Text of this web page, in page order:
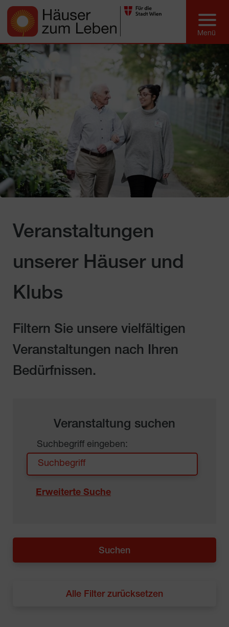
Veranstaltungen
unserer Häuser und
Klubs
Filtern Sie unsere vielfältigen
Veranstaltungen nach Ihren
Bedürfnissen.
Veranstaltung suchen
Suchbegriff eingeben:
Erweiterte Suche
Alle Filter zurücksetzen